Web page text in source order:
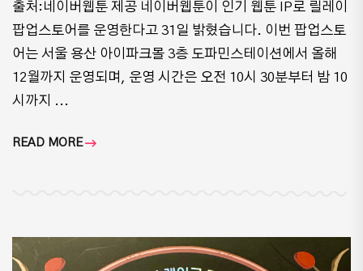
출처:네이버웹툰 제공 네이버웹툰이 인기 웹툰 IP로 릴레이
팝업스토어를 운영한다고 31일 밝혔습니다. 이번 팝업스토
어는 서울 용산 아이파크몰 3층 도파민스테이션에서 올해
12월까지 운영되며, 운영 시간은 오전 10시 30분부터 밤 10
시까지 ...
READ MORE